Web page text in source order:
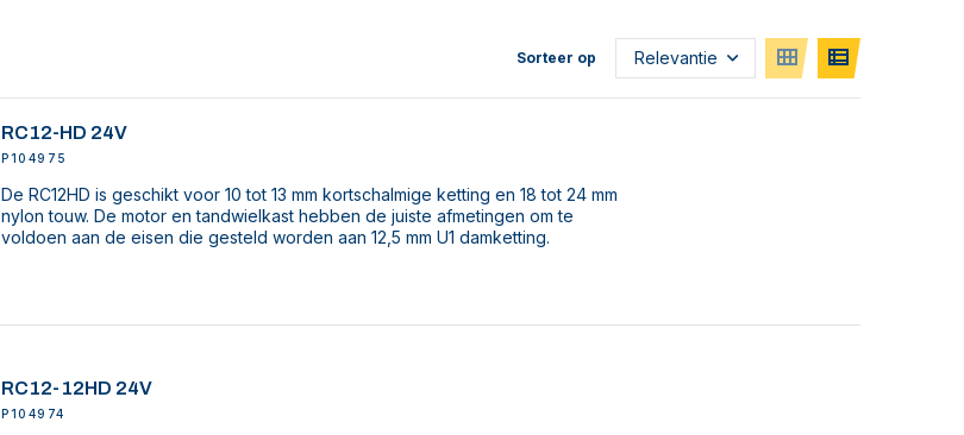
Sorteer op
RC12-HD 24V
P104975
De RC12HD is geschikt voor 10 tot 13 mm kortschalmige ketting en 18 tot 24 mm
nylon touw. De motor en tandwielkast hebben de juiste afmetingen om te
voldoen aan de eisen die gesteld worden aan 12,5 mm U1 damketting.
RC12-12HD 24V
P104974